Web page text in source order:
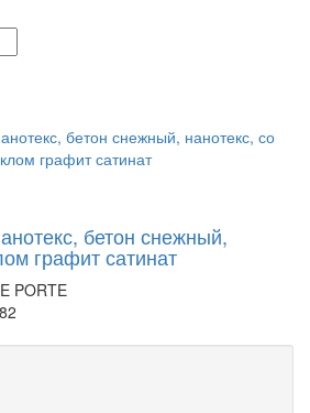
бетон снежный,
графит сатинат
PORTE